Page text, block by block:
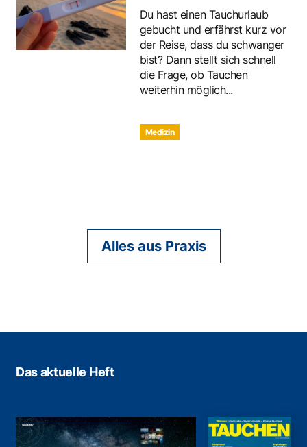
Du hast einen Tauchurlaub
gebucht und erfährst kurz vor
der Reise, dass du schwanger
bist? Dann stellt sich schnell
die Frage, ob Tauchen
weiterhin möglich...
Medizin
Alles aus Praxis
Das aktuelle Heft